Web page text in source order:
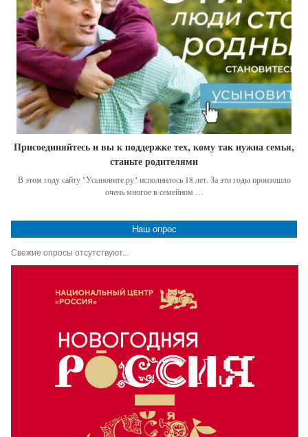
Присоединяйтесь и вы к поддержке тех, кому так нужна семья,
станьте родителями
В этом году сайту "Усыновите.ру" исполнилось 18 лет. За эти годы произошло
очень многое в семейном …
Наш опрос
Свежие опросы отсутствуют...